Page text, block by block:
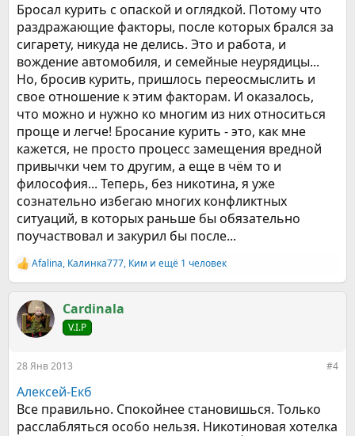
Бросал курить с опаской и оглядкой. Потому что
раздражающие факторы, после которых брался за
сигарету, никуда не делись. Это и работа, и
вождение автомобиля, и семейные неурядицы...
Но, бросив курить, пришлось переосмыслить и
свое отношение к этим факторам. И оказалось,
что можно и нужно ко многим из них относиться
проще и легче! Бросание курить - это, как мне
кажется, не просто процесс замещения вредной
привычки чем то другим, а еще в чём то и
философия... Теперь, без никотина, я уже
сознательно избегаю многих конфликтных
ситуаций, в которых раньше бы обязательно
поучаствовал и закурил бы после...
Р
е
к
ц
и
Afalina, Калинка777, Ким и ещё 1 человек
Cardinala
V.I.P
28 Янв 2013 #4
Алексей-Екб
Все правильно. Спокойнее становишься. Только
расслабляться особо нельзя. Никотиновая хотелка